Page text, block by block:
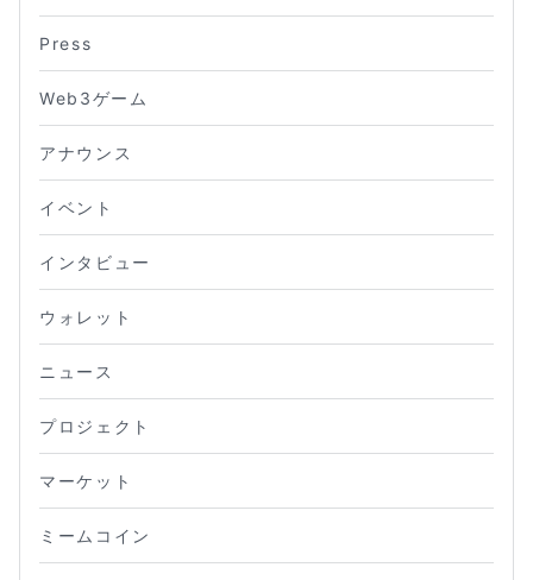
Press
Web3ゲーム
アナウンス
イベント
インタビュー
ウォレット
ニュース
プロジェクト
マーケット
ミームコイン